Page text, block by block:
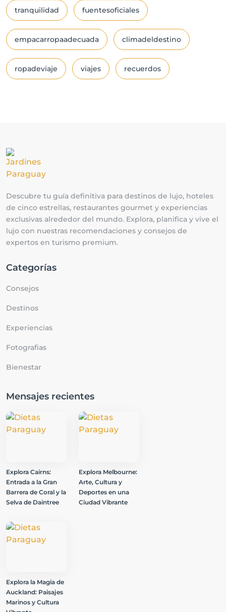
tranquilidad fuentesoficiales
empacarropaadecuada climadeldestino
ropadeviaje viajes recuerdos
Descubre tu guía definitiva para destinos de lujo, hoteles
de cinco estrellas, restaurantes gourmet y experiencias
exclusivas alrededor del mundo. Explora, planifica y vive el
lujo con nuestras recomendaciones y consejos de
expertos en turismo premium.
Categorías
Consejos
Destinos
Experiencias
Fotografias
Bienestar
Mensajes recientes
Explora Cairns:
Entrada a la Gran
Barrera de Coral y la
Selva de Daintree
Explora Melbourne:
Arte, Cultura y
Deportes en una
Ciudad Vibrante
Explora la Magia de
Auckland: Paisajes
Marinos y Cultura